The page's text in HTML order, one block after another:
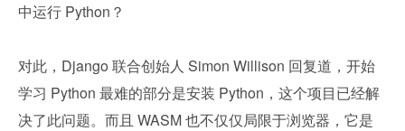
中运行 Python？
对此，Django 联合创始人 Simon Willison 回复道，开始
学习 Python 最难的部分是安装 Python，这个项目已经解
决了此问题。而且 WASM 也不仅仅局限于浏览器，它是